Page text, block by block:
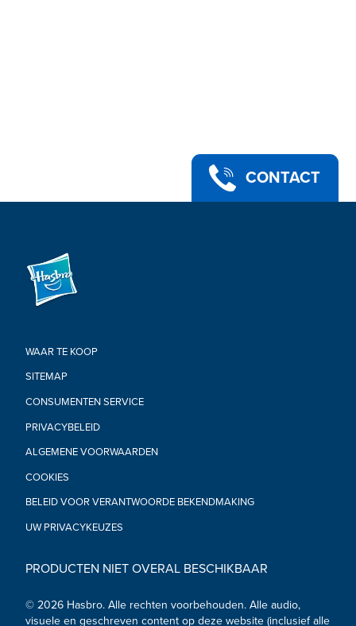
CONTACT
WAAR TE KOOP
SITEMAP
CONSUMENTEN SERVICE
PRIVACYBELEID
ALGEMENE VOORWAARDEN
COOKIES
BELEID VOOR VERANTWOORDE BEKENDMAKING
UW PRIVACYKEUZES
PRODUCTEN NIET OVERAL BESCHIKBAAR
© 2026 Hasbro. Alle rechten voorbehouden. Alle audio,
visuele en geschreven content op deze website (inclusief alle